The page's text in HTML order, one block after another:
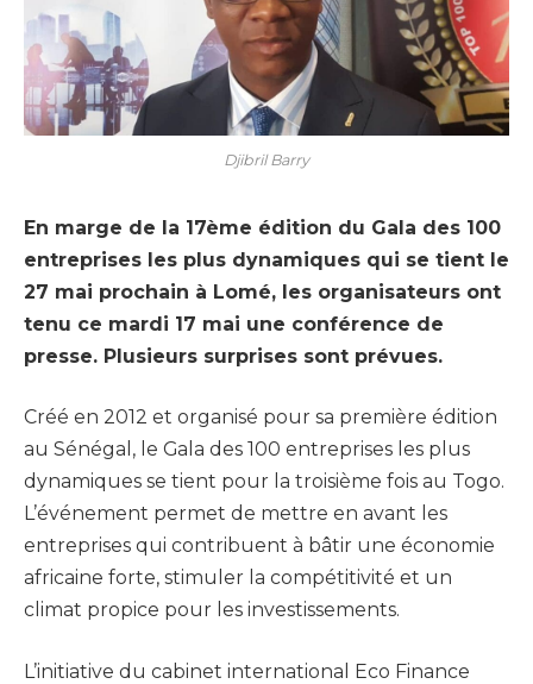
Djibril Barry
En marge de la 17ème édition du Gala des 100
entreprises les plus dynamiques qui se tient le
27 mai prochain à Lomé, les organisateurs ont
tenu ce mardi 17 mai une conférence de
presse. Plusieurs surprises sont prévues.
Créé en 2012 et organisé pour sa première édition
au Sénégal, le Gala des 100 entreprises les plus
dynamiques se tient pour la troisième fois au Togo.
L’événement permet de mettre en avant les
entreprises qui contribuent à bâtir une économie
africaine forte, stimuler la compétitivité et un
climat propice pour les investissements.
L’initiative du cabinet international Eco Finance